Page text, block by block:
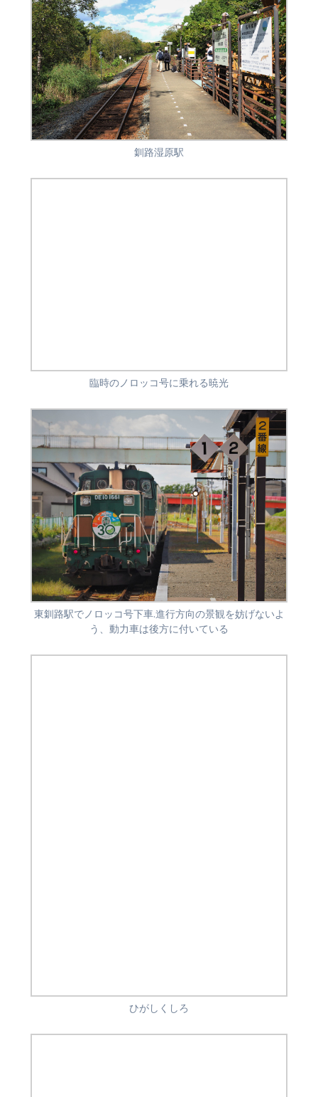
釧路湿原駅
臨時のノロッコ号に乗れる暁光
東釧路駅でノロッコ号下車.進行方向の景観を妨げないよ
う、動力車は後方に付いている
ひがしくしろ